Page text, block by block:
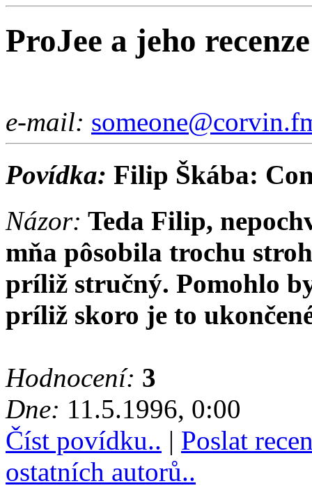
ProJee a jeho recenze
e-mail:
Povídka: Filip Škába:
Názor: Teda Filip,
mňa pôsobila trochu
príliž stručný. Pomohlo
príliž skoro je to
Hodnocení: 3
Dne: 11.5.1996, 0:00
Číst povídku.. | Poslat
ostatních autorů..